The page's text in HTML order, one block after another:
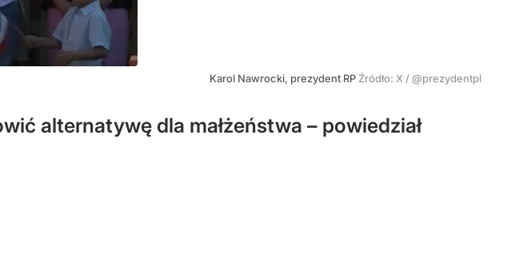
Karol Nawrocki, prezydent RP Źródło: X /@prezydentpl
alternatywę dla małżeństwa – powiedział